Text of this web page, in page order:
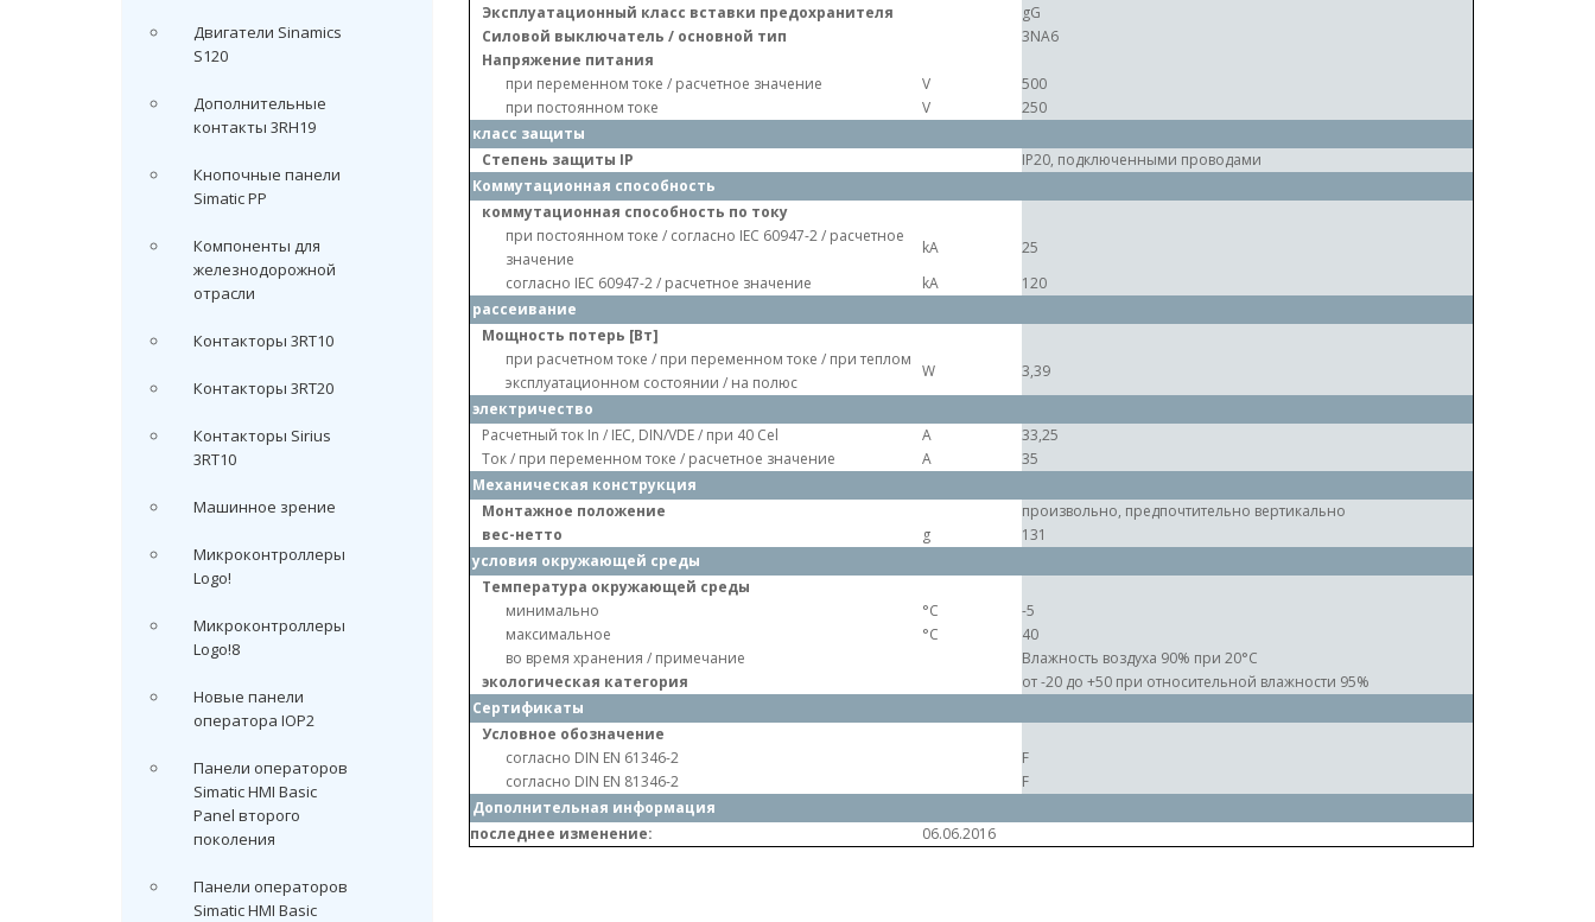
Двигатели Sinamics
S120
Дополнительные
контакты 3RH19
Кнопочные панели
Simatic PP
Компоненты для
железнодорожной
отрасли
Контакторы 3RT10
Контакторы 3RT20
Контакторы Sirius
3RT10
Машинное зрение
Микроконтроллеры
Logo!
Микроконтроллеры
Logo!8
Новые панели
оператора IOP2
Панели операторов
Simatic HMI Basic
Panel второго
поколения
Панели операторов
Simatic HMI Basic
Эксплуатационный класс вставки предохранителя
gG
Силовой выключатель / основной тип
3NA6
Напряжение питания
при переменном токе / расчетное значение
V
500
при постоянном токе
V
250
класс защиты
Степень защиты IP
IP20, подключенными проводами
Коммутационная способность
коммутационная способность по току
при постоянном токе / согласно IEC 60947-2 / расчетное
значение
kA
25
согласно IEC 60947-2 / расчетное значение
kA
120
рассеивание
Мощность потерь [Вт]
при расчетном токе / при переменном токе / при теплом
эксплуатационном состоянии / на полюс
W
3,39
электричество
Расчетный ток In / IEC, DIN/VDE / при 40 Cel
A
33,25
Ток / при переменном токе / расчетное значение
A
35
Механическая конструкция
Монтажное положение
произвольно, предпочтительно вертикально
вес-нетто
g
131
условия окружающей среды
Температура окружающей среды
минимально
°C
-5
максимальное
°C
40
во время хранения / примечание
Влажность воздуха 90% при 20°C
экологическая категория
от -20 до +50 при относительной влажности 95%
Сертификаты
Условное обозначение
согласно DIN EN 61346-2
F
согласно DIN EN 81346-2
F
Дополнительная информация
последнее изменение:
06.06.2016